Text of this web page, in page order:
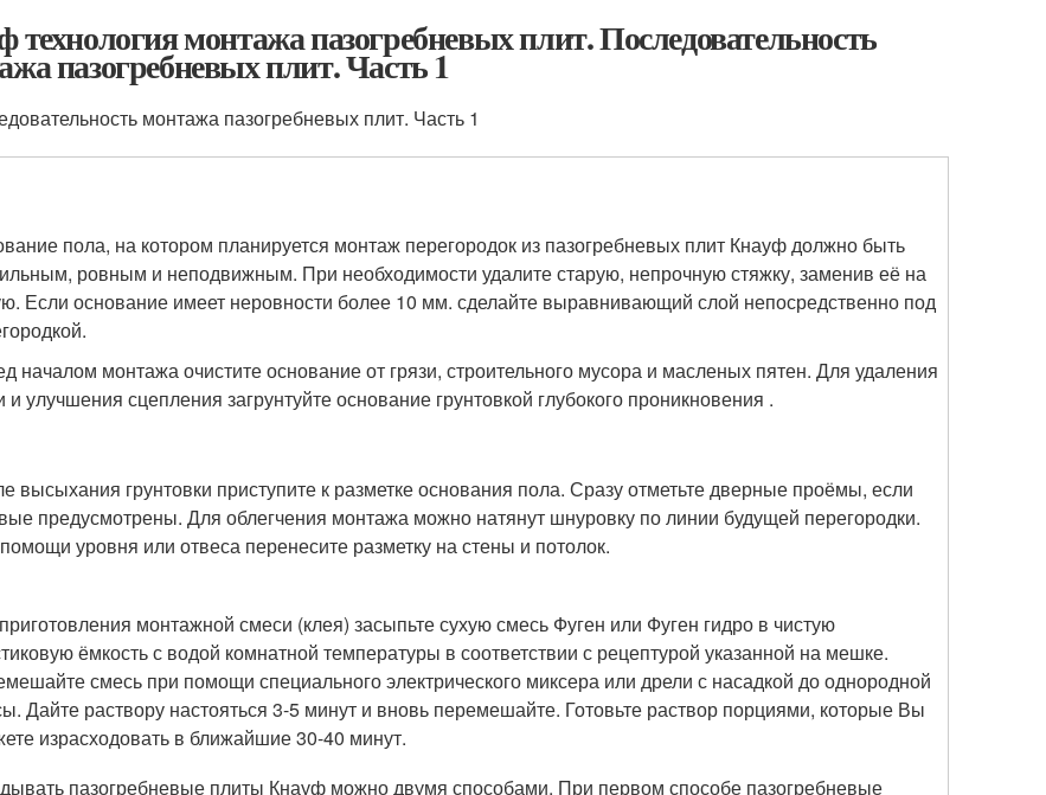
технология монтажа пазогребневых плит. Последовательность
пазогребневых плит. Часть 1
монтажа пазогребневых плит. Часть 1
пола, на котором планируется монтаж перегородок из пазогребневых плит Кнауф должно быть
ровным и неподвижным. При необходимости удалите старую, непрочную стяжку, заменив её на
Если основание имеет неровности более 10 мм. сделайте выравнивающий слой непосредственно под
началом монтажа очистите основание от грязи, строительного мусора и масленых пятен. Для удаления
и улучшения сцепления загрунтуйте основание грунтовкой глубокого проникновения .
высыхания грунтовки приступите к разметке основания пола. Сразу отметьте дверные проёмы, если
предусмотрены. Для облегчения монтажа можно натянут шнуровку по линии будущей перегородки.
уровня или отвеса перенесите разметку на стены и потолок.
монтажной смеси (клея) засыпьте сухую смесь Фуген или Фуген гидро в чистую
ёмкость с водой комнатной температуры в соответствии с рецептурой указанной на мешке.
смесь при помощи специального электрического миксера или дрели с насадкой до однородной
Дайте раствору настояться 3-5 минут и вновь перемешайте. Готовьте раствор порциями, которые Вы
израсходовать в ближайшие 30-40 минут.
пазогребневые плиты Кнауф можно двумя способами. При первом способе пазогребневые